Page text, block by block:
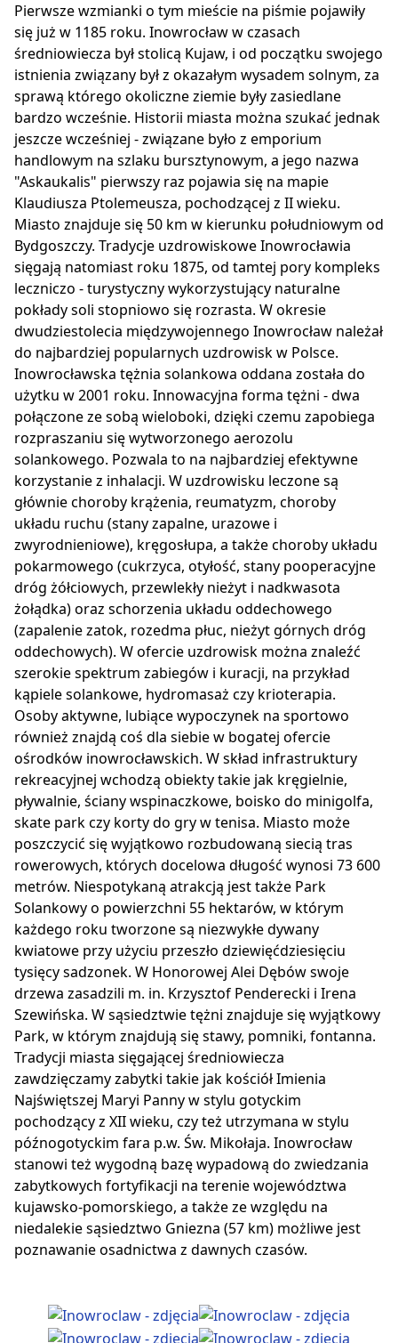
Pierwsze wzmianki o tym mieście na piśmie pojawiły
się już w 1185 roku. Inowrocław w czasach
średniowiecza był stolicą Kujaw, i od początku swojego
istnienia związany był z okazałym wysadem solnym, za
sprawą którego okoliczne ziemie były zasiedlane
bardzo wcześnie. Historii miasta można szukać jednak
jeszcze wcześniej - związane było z emporium
handlowym na szlaku bursztynowym, a jego nazwa
"Askaukalis" pierwszy raz pojawia się na mapie
Klaudiusza Ptolemeusza, pochodzącej z II wieku.
Miasto znajduje się 50 km w kierunku południowym od
Bydgoszczy. Tradycje uzdrowiskowe Inowrocławia
sięgają natomiast roku 1875, od tamtej pory kompleks
leczniczo - turystyczny wykorzystujący naturalne
pokłady soli stopniowo się rozrasta. W okresie
dwudziestolecia międzywojennego Inowrocław należał
do najbardziej popularnych uzdrowisk w Polsce.
Inowrocławska tężnia solankowa oddana została do
użytku w 2001 roku. Innowacyjna forma tężni - dwa
połączone ze sobą wieloboki, dzięki czemu zapobiega
rozpraszaniu się wytworzonego aerozolu
solankowego. Pozwala to na najbardziej efektywne
korzystanie z inhalacji. W uzdrowisku leczone są
głównie choroby krążenia, reumatyzm, choroby
układu ruchu (stany zapalne, urazowe i
zwyrodnieniowe), kręgosłupa, a także choroby układu
pokarmowego (cukrzyca, otyłość, stany pooperacyjne
dróg żółciowych, przewlekły nieżyt i nadkwasota
żołądka) oraz schorzenia układu oddechowego
(zapalenie zatok, rozedma płuc, nieżyt górnych dróg
oddechowych). W ofercie uzdrowisk można znaleźć
szerokie spektrum zabiegów i kuracji, na przykład
kąpiele solankowe, hydromasaż czy krioterapia.
Osoby aktywne, lubiące wypoczynek na sportowo
również znajdą coś dla siebie w bogatej ofercie
ośrodków inowrocławskich. W skład infrastruktury
rekreacyjnej wchodzą obiekty takie jak kręgielnie,
pływalnie, ściany wspinaczkowe, boisko do minigolfa,
skate park czy korty do gry w tenisa. Miasto może
poszczycić się wyjątkowo rozbudowaną siecią tras
rowerowych, których docelowa długość wynosi 73 600
metrów. Niespotykaną atrakcją jest także Park
Solankowy o powierzchni 55 hektarów, w którym
każdego roku tworzone są niezwykłe dywany
kwiatowe przy użyciu przeszło dziewięćdziesięciu
tysięcy sadzonek. W Honorowej Alei Dębów swoje
drzewa zasadzili m. in. Krzysztof Penderecki i Irena
Szewińska. W sąsiedztwie tężni znajduje się wyjątkowy
Park, w którym znajdują się stawy, pomniki, fontanna.
Tradycji miasta sięgającej średniowiecza
zawdzięczamy zabytki takie jak kościół Imienia
Najświętszej Maryi Panny w stylu gotyckim
pochodzący z XII wieku, czy też utrzymana w stylu
późnogotyckim fara p.w. Św. Mikołaja. Inowrocław
stanowi też wygodną bazę wypadową do zwiedzania
zabytkowych fortyfikacji na terenie województwa
kujawsko-pomorskiego, a także ze względu na
niedalekie sąsiedztwo Gniezna (57 km) możliwe jest
poznawanie osadnictwa z dawnych czasów.